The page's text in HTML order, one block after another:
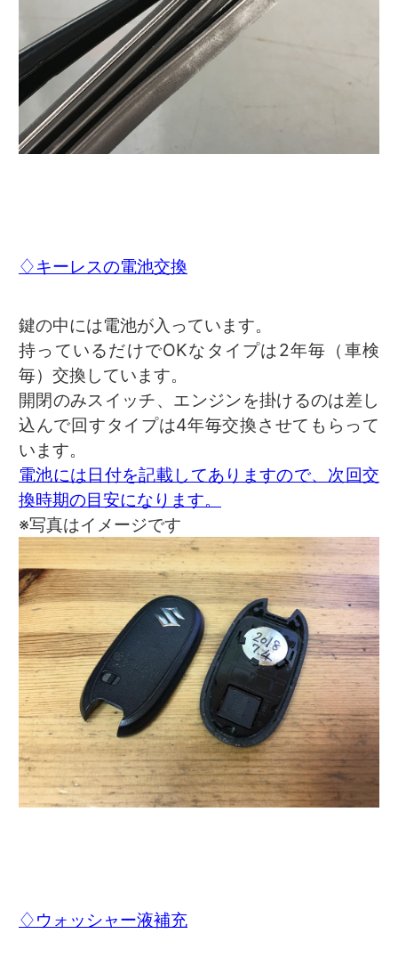
♢キーレスの電池交換
鍵の中には電池が入っています。
持っているだけでOKなタイプは2年毎（車検
毎）交換しています。
開閉のみスイッチ、エンジンを掛けるのは差し
込んで回すタイプは4年毎交換させてもらって
います。
電池には日付を記載してありますので、次回交
換時期の目安になります。
※写真はイメージです
♢ウォッシャー液補充